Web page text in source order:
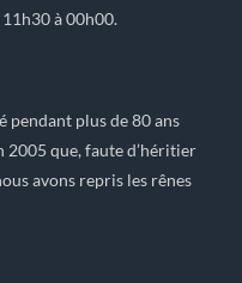
à 00h00.
pendant plus de 80 ans
2005 que, faute d’héritier
avons repris les rênes